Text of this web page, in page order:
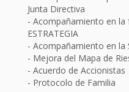
Junta Directiva
Acompañamiento en la
ESTRATEGIA
Acompañamiento en la
Mejora del Mapa de
Acuerdo de Accionistas
Protocolo de Familia